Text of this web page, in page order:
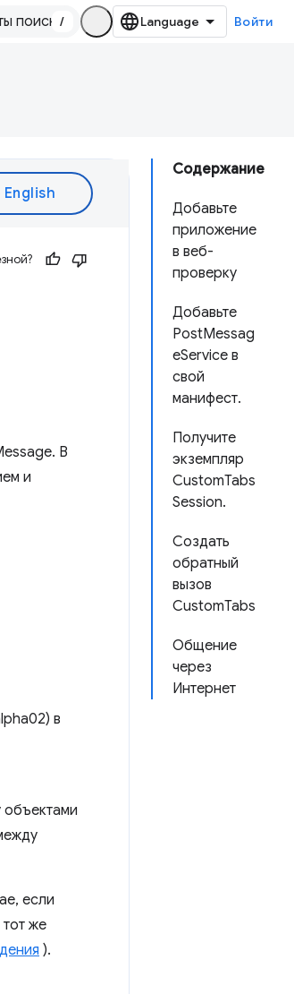
/ Войти
Содержание
Добавьте
приложение
в веб-
проверку
Добавьте
PostMessag
eService в
свой
манифест.
Получите
экземпляр
CustomTabs
Session.
Создать
обратный
вызов
CustomTabs
Общение
через
Интернет
В
и
в
объектами
если
же
).